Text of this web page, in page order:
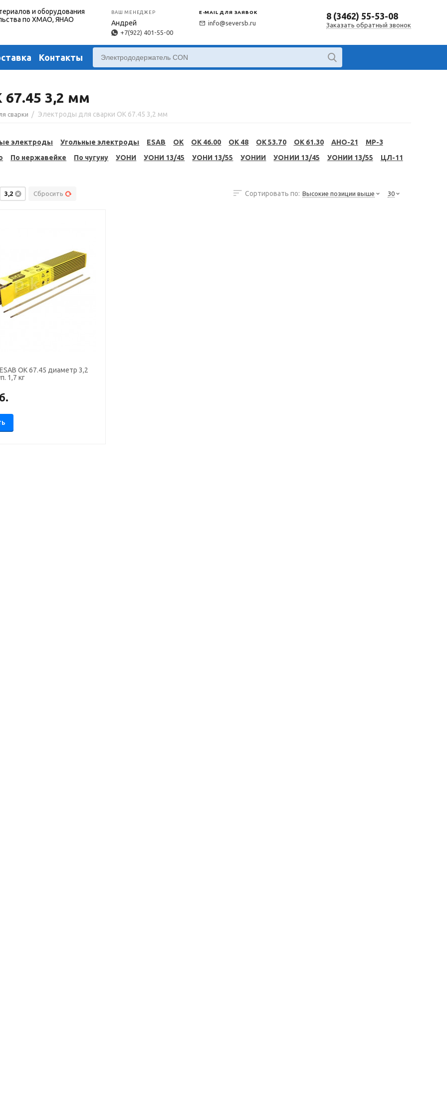
и оборудования
по ХМАО, ЯНАО
ВАШ МЕНЕДЖЕР
Андрей
+7(922) 401-55-00
E-MAIL ДЛЯ ЗАЯВОК
info@seversb.ru
8 (3462) 55-53-08
Заказать обратный звонок
Контакты
3,2 мм
сварки / Электроды для сварки OK 67.45 3,2 мм
электроды Угольные электроды ESAB OK OK 46.00 OK 48 OK 53.70 OK 61.30 АНО-21
МР-3
По нержавейке По чугуну УОНИ УОНИ 13/45 УОНИ 13/55 УОНИИ УОНИИ 13/45 УОНИИ 13/55
ЦЛ-11
3,2 Сбросить Сортировать по: Высокие позиции выше 30
OK 67.45 диаметр 3,2
1,7 кг